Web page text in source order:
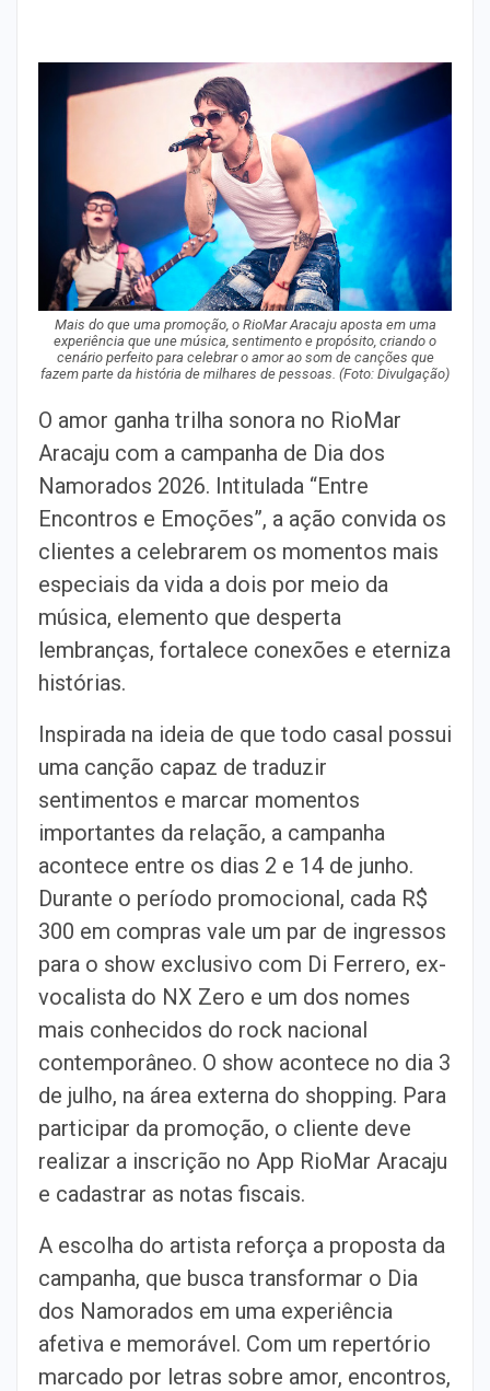
Mais do que uma promoção, o RioMar Aracaju aposta em uma
experiência que une música, sentimento e propósito, criando o
cenário perfeito para celebrar o amor ao som de canções que
fazem parte da história de milhares de pessoas. (Foto: Divulgação)
O amor ganha trilha sonora no RioMar
Aracaju com a campanha de Dia dos
Namorados 2026. Intitulada “Entre
Encontros e Emoções”, a ação convida os
clientes a celebrarem os momentos mais
especiais da vida a dois por meio da
música, elemento que desperta
lembranças, fortalece conexões e eterniza
histórias.
Inspirada na ideia de que todo casal possui
uma canção capaz de traduzir
sentimentos e marcar momentos
importantes da relação, a campanha
acontece entre os dias 2 e 14 de junho.
Durante o período promocional, cada R$
300 em compras vale um par de ingressos
para o show exclusivo com Di Ferrero, ex-
vocalista do NX Zero e um dos nomes
mais conhecidos do rock nacional
contemporâneo. O show acontece no dia 3
de julho, na área externa do shopping. Para
participar da promoção, o cliente deve
realizar a inscrição no App RioMar Aracaju
e cadastrar as notas fiscais.
A escolha do artista reforça a proposta da
campanha, que busca transformar o Dia
dos Namorados em uma experiência
afetiva e memorável. Com um repertório
marcado por letras sobre amor, encontros,